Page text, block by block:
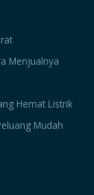
Menjualnya
Hemat Listrik
Mudah